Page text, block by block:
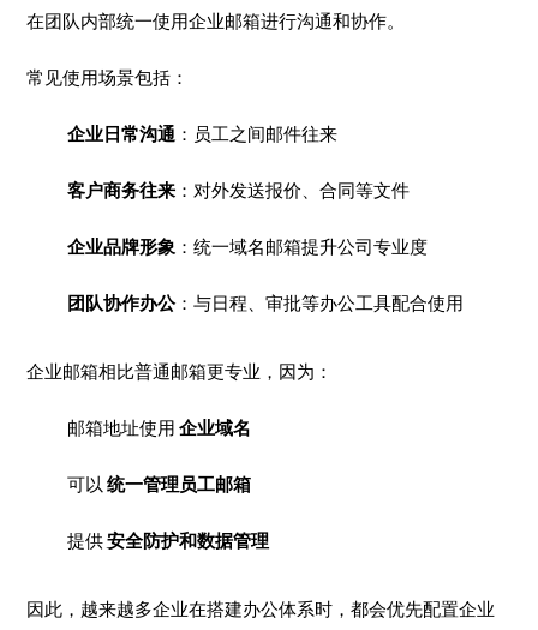
在团队内部统一使用企业邮箱进行沟通和协作。
常见使用场景包括：
企业日常沟通 ：员工之间邮件往来
客户商务往来 ：对外发送报价、合同等文件
企业品牌形象 ：统一域名邮箱提升公司专业度
团队协作办公：与日程、审批等办公工具配合使用
企业邮箱相比普通邮箱更专业，因为：
邮箱地址使用企业域名
可以统一管理员工邮箱
提供安全防护和数据管理
因此，越来越多企业在搭建办公体系时，都会优先配置企业